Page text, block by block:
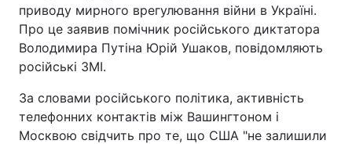
приводу мирного врегулювання війни в Україні.
Про це заявив помічник російського диктатора
Володимира Путіна Юрій Ушаков, повідомляють
російські ЗМІ.
За словами російського політика, активність
телефонних контактів між Вашингтоном і
Москвою свідчить про те, що США "не залишили